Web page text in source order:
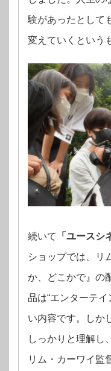
験があったとして
変えていくという
続いて 「ユースシ
ショップでは、リ
か、どこかで』の
品は“エンターテ
い内容です。しか
しっかりと理解し
リム・カーワイ監